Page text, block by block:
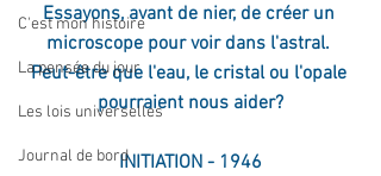
C'est mon histoire
La pensée du jour
Les lois universelles
Journal de bord
Essayons, avant de nier, de créer un
microscope pour voir dans l'astral.
Peut-être que l'eau, le cristal ou l'opale
pourraient nous aider?
INITIATION - 1946